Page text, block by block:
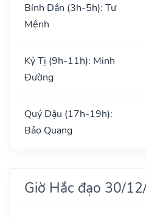
Bính Dần (3h-5h): Tư
Mệnh
Kỷ Tị (9h-11h): Minh
Đường
Quý Dậu (17h-19h):
Bảo Quang
Giờ Hắc đạo 30/